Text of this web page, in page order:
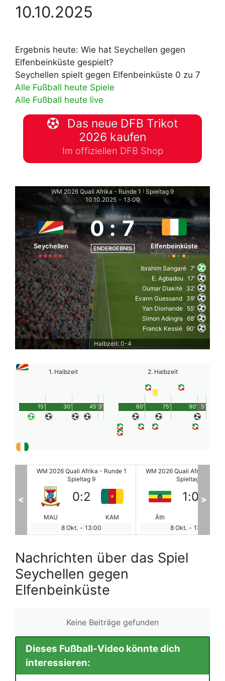
10.10.2025
Ergebnis heute: Wie hat Seychellen gegen
Elfenbeinküste gespielt?
Seychellen spielt gegen Elfenbeinküste 0 zu 7
Alle Fußball heute Spiele
Alle Fußball heute live
Das neue DFB Trikot
2026 kaufen
Im offiziellen DFB Shop
WM 2026 Quali Afrika - Runde 1
Spieltag 9
10.10.2025 - 13:00
Seychellen
0: 7
ENDERGEBNIS Elfenbeinküste
Ibrahim Sangaré 7'
E. Agbadou 17'
Oumar Diakité 32'
Evann Guessand 39'
Yan Diomande 55'
Simon Adingra 68'
Franck Kessié 90'
Halbzeit: 0-4
1. Halbzeit
45'
15' 30' 3'
2. Halbzeit
90'
60' 75' 5'
WM 2026 Quali Afrika - Runde 1
Spieltag 9
Äth
1:0
GUI
8 Okt. - 13:00
WM 2026 Quali Afrika -
Spieltag 9
LIB
3:3
8 Okt. - 13:00
< >
Nachrichten über das Spiel
Seychellen gegen
Elfenbeinküste
Keine Beiträge gefunden
Dieses Fußball-Video könnte dich
interessieren: